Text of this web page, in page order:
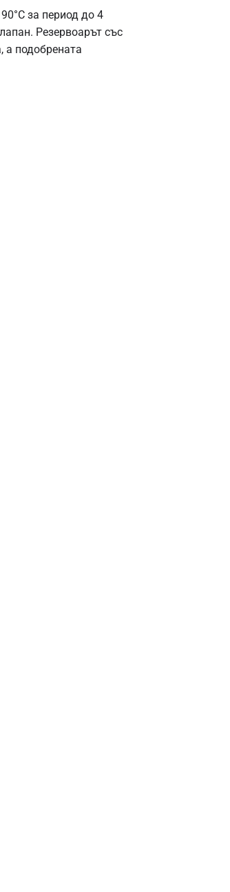
за период до 4
Резервоарът със
а подобрената